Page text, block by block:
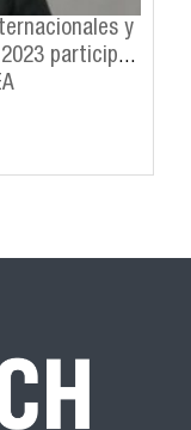
y
participan